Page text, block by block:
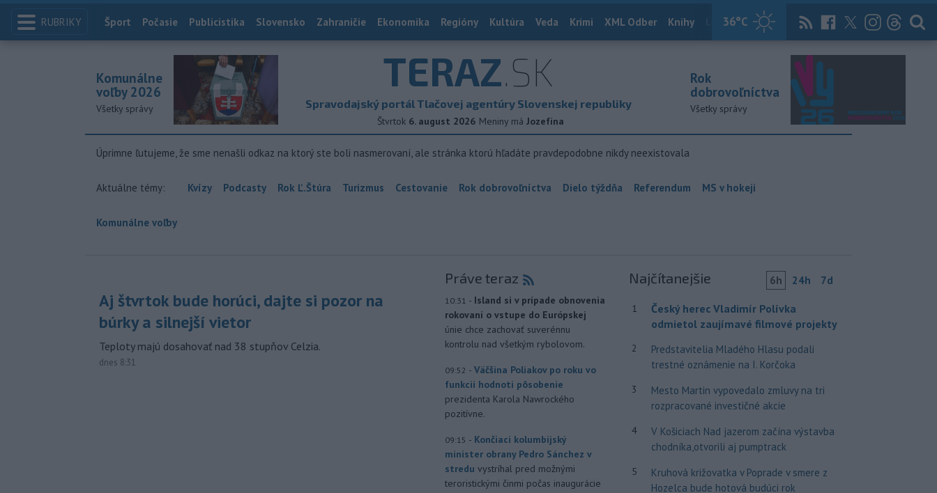
RUBRIKY 36°C
Index
Šport Počasie Publicistika Slovensko Zahraničie Ekonomika Regióny Kultúra Veda Krimi XML Odber Knihy Útulkovo Magazín News Now Archív
TERAZ.SK
Spravodajský portál Tlačovej agentúry Slovenskej republiky
Štvrtok 6. august 2026 Meniny má Jozefína
Komunálne
voľby 2026
Všetky správy
Rok
dobrovoľníctva
Všetky správy
Úprimne ľutujeme, že sme nenašli odkaz na ktorý ste boli nasmerovaní, ale stránka ktorú hľadáte pravdepodobne nikdy neexistovala
Aktuálne témy: Kvízy Podcasty Rok Ľ.Štúra Turizmus Cestovanie Rok dobrovoľníctva Dielo týždňa Referendum MS v hokeji
Komunálne voľby
Aj štvrtok bude horúci, dajte si pozor na
búrky a silnejší vietor
Teploty majú dosahovať nad 38 stupňov Celzia.
dnes 8:31
Práve teraz
10:31 - Island si v prípade obnovenia
rokovaní o vstupe do Európskej
únie chce zachovať suverénnu
kontrolu nad všetkým rybolovom.
09:52 - Väčšina Poliakov po roku vo
funkcii hodnotí pôsobenie
prezidenta Karola Nawrockého
pozitívne.
09:15 - Končiaci kolumbijský
minister obrany Pedro Sánchez v
stredu vystríhal pred možnými
teroristickými činmi počas inaugurácie
Najčítanejšie 6h 24h 7d
1
Český herec Vladimír Polívka
odmietol zaujímavé filmové projekty
2
Predstavitelia Mladého Hlasu podali
trestné oznámenie na I. Korčoka
3
Mesto Martin vypovedalo zmluvy na tri
rozpracované investičné akcie
4
V Košiciach Nad jazerom začína výstavba
chodníka,otvorili aj pumptrack
5
Kruhová križovatka v Poprade v smere z
Hozelca bude hotová budúci rok